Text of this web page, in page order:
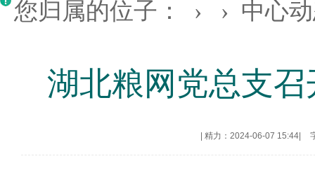
您归属的位子： › › 中心
湖北粮网党总支
精力：2024-06-07 15:44